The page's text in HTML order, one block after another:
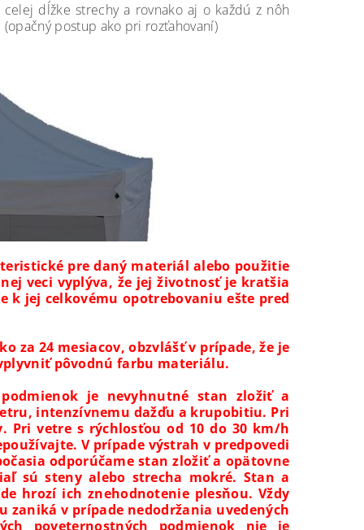
dĺžke strechy a rovnako aj o každú z nôh
postup ako pri rozťahovaní)
pre daný materiál alebo použitie
veci vyplýva, že jej životnosť je kratšia
k jej celkovému opotrebovaniu ešte pred
za 24 mesiacov, obzvlášť v prípade, že je
pôvodnú farbu materiálu.
podmienok je nevyhnutné stan zložiť a
intenzívnemu dažďu a krupobitiu. Pri
Pri vetre s rýchlosťou od 10 do 30 km/h
V prípade výstrah v predpovedi
odporúčame stan zložiť a opätovne
sú steny alebo strecha mokré. Stan a
hrozí ich znehodnotenie plesňou. Vždy
zaniká v prípade nedodržania uvedených
poveternostných podmienok nie je